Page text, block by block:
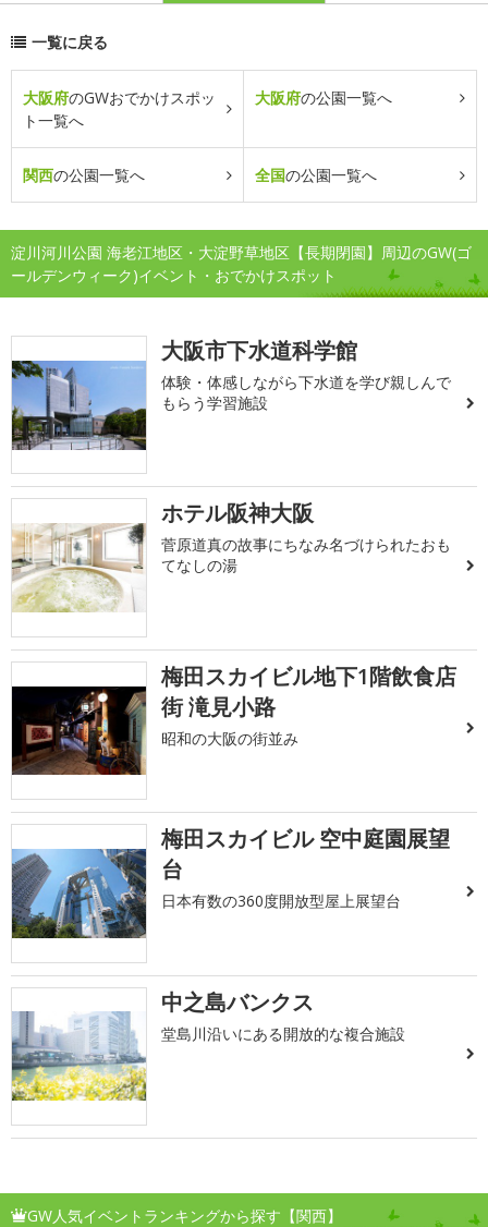
一覧に戻る
大阪府のGWおでかけスポッ
ト一覧へ
大阪府の公園一覧へ
関西の公園一覧へ 全国の公園一覧へ
淀川河川公園 海老江地区・大淀野草地区【長期閉園】周辺のGW(ゴ
ールデンウィーク)イベント・おでかけスポット
大阪市下水道科学館
体験・体感しながら下水道を学び親しんで
もらう学習施設
ホテル阪神大阪
菅原道真の故事にちなみ名づけられたおも
てなしの湯
梅田スカイビル地下1階飲食店
街 滝見小路
昭和の大阪の街並み
梅田スカイビル 空中庭園展望
台
日本有数の360度開放型屋上展望台
中之島バンクス
堂島川沿いにある開放的な複合施設
GW人気イベントランキングから探す【関西】